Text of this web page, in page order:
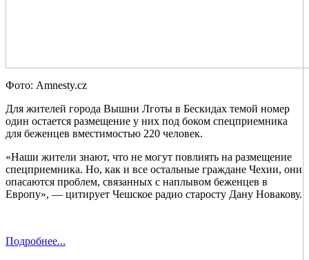
Фото: Amnesty.cz
Для жителей города Вышни Лготы в Бескидах темой номер
один остается размещение у них под боком спецприемника
для беженцев вместимостью 220 человек.
«Наши жители знают, что не могут повлиять на размещение
спецприемника. Но, как и все остальные граждане Чехии, они
опасаются проблем, связанных с наплывом беженцев в
Европу», — цитирует Чешское радио старосту Дану Новакову.
Подробнее...